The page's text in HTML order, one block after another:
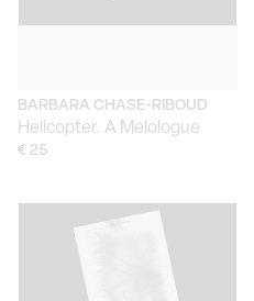
BARBARA CHASE-RIBOUD
Helicopter. A Melologue
€ 25